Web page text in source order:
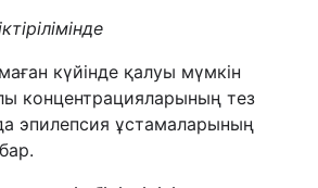
күйінде қалуы мүмкін
концентрацияларының тез
эпилепсия ұстамаларының